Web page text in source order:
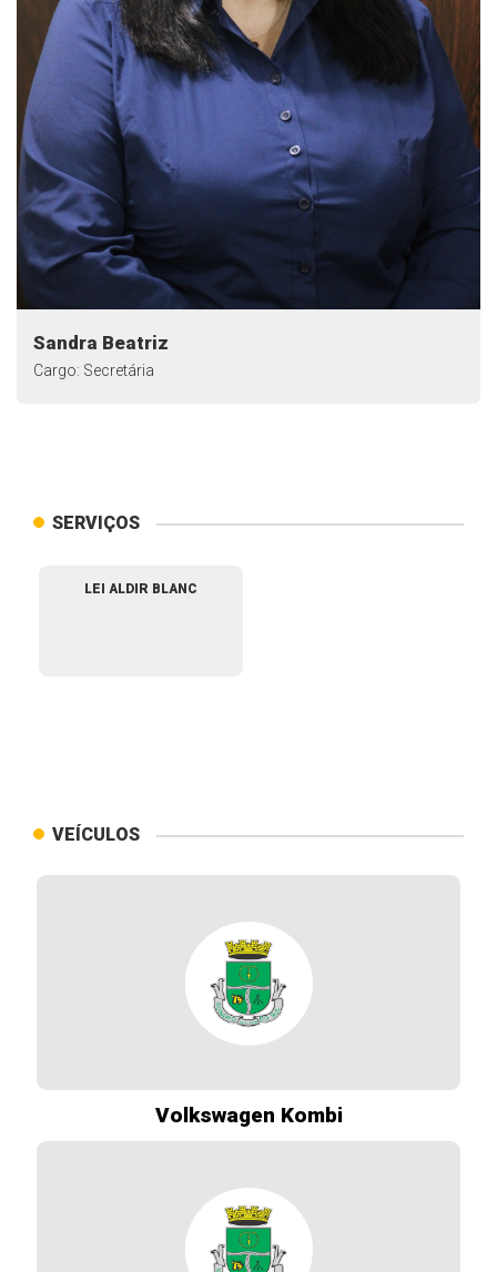
Sandra Beatriz
Cargo: Secretária
SERVIÇOS
LEI ALDIR BLANC
VEÍCULOS
Volkswagen Kombi